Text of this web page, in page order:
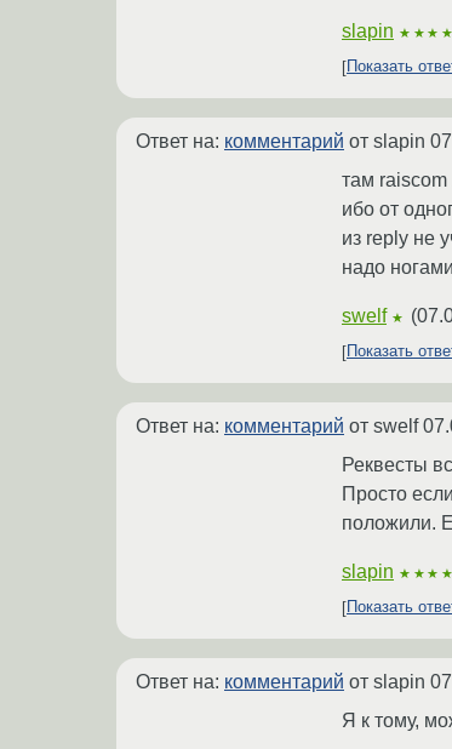
slapin
Показать
Ответ на: комментарий от slapin
там raiscom
ибо от
из reply не
надо
swelf ★ (
Показать
Ответ на: комментарий от swelf
Реквесты
Просто
положили.
slapin
Показать
Ответ на: комментарий от slapin
Я к тому,